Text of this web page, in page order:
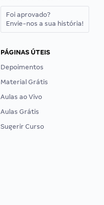
Foi aprovado?
Envie-nos a sua história!
PÁGINAS ÚTEIS
Depoimentos
Material Grátis
Aulas ao Vivo
Aulas Grátis
Sugerir Curso